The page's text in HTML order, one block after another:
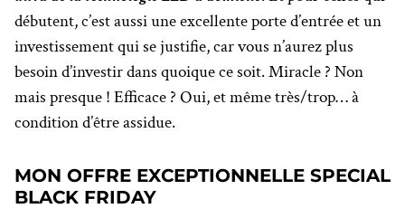
débutent, c’est aussi une excellente porte d’entrée et un
investissement qui se justifie, car vous n’aurez plus
besoin d’investir dans quoique ce soit. Miracle ? Non
mais presque ! Efficace ? Oui, et même très/trop… à
condition d’être assidue.
MON OFFRE EXCEPTIONNELLE SPECIAL
BLACK FRIDAY